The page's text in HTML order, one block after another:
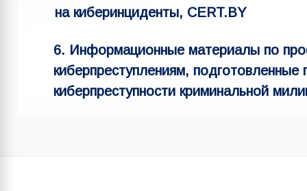
на киберинциденты, CERT.BY
6. Информационные материалы по
киберпреступлениям,
киберпреступности криминальной